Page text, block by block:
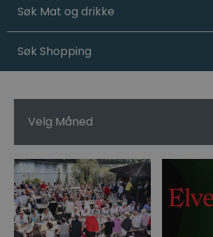
Søk Mat og drikke
Søk Shopping
Velg Måned